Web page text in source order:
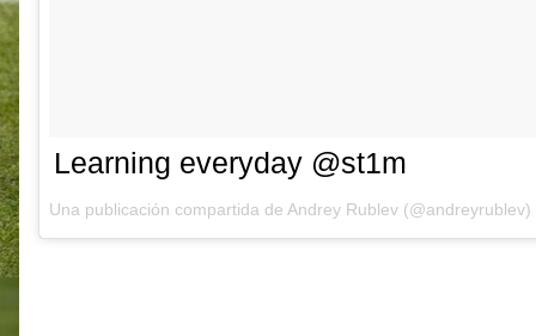
Learning everyday @st1m
Una publicación compartida de Andrey Rublev